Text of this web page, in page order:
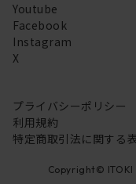
Youtube
Facebook
Instagram
X
プライバシーポリシー
利用規約
特定商取引法に関する
Copyright© ITOKI